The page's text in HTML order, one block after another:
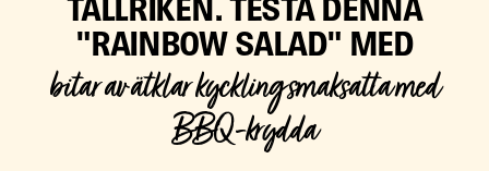
TALLRIKEN. TESTA DENNA
"RAINBOW SALAD" MED
bitar av ätklar kyckling smaksatta med
BBQ-krydda